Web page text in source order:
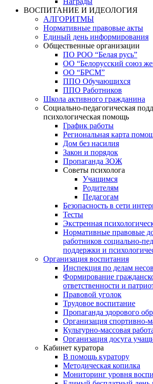
ВОСПИТАНИЕ И ИДЕОЛОГИЯ
АЛГОРИТМЫ
Нормативные правовые акты
Единый день информирования
Общественные организации
ПО РОО “Белая русь”
ОО “Белорусский союз
ОО “БРСМ”
ППО Обучающихся
ППО Работников
Школа активного гражданина
Социально-педагогическая
психологическая помощь
График работы
Региональная карта
Дом без насилия
Закон и порядок
Пропаганда ЗОЖ
Советы психолога
Учащимся
Родителям
Педагогам
Безопасность в сети
Тесты
Экстренная
Нормативные правовые
работников социально-
поддержки и
Организация воспитания
Инспекция по делам
Формирование
ответственности и
Правовой уголок
Трудовое воспитание
Пропаганда здорового
Организация спортивно-
Культурно-массовая
Организация досуга
Кабинет куратора
В помощь куратору
Методическая копилка
Мониторинг уровня